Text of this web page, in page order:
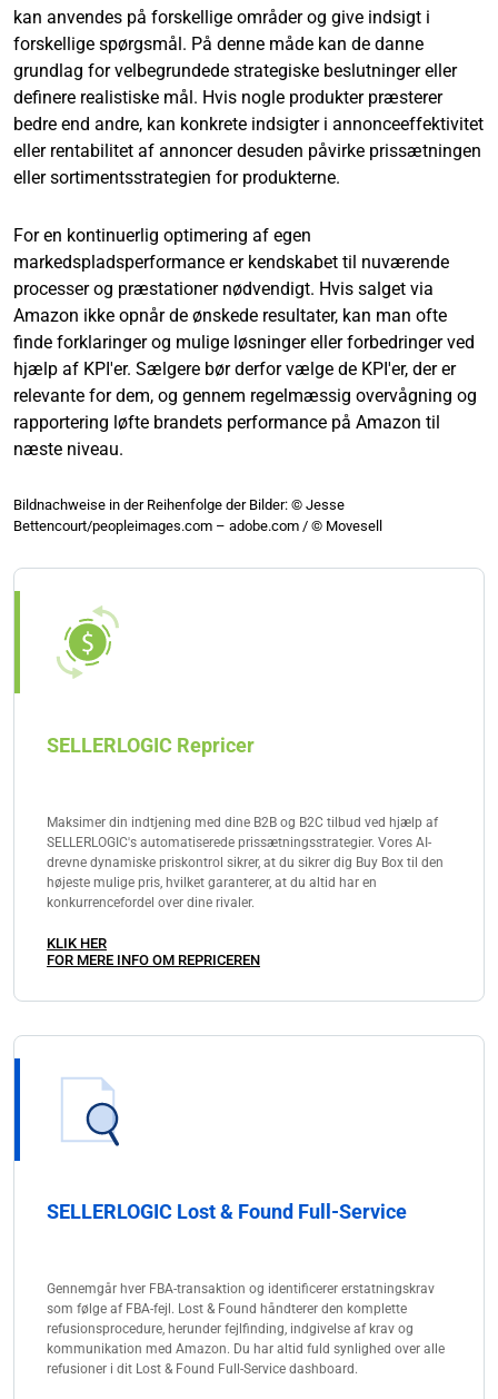
kan anvendes på forskellige områder og give indsigt i
forskellige spørgsmål. På denne måde kan de danne
grundlag for velbegrundede strategiske beslutninger eller
definere realistiske mål. Hvis nogle produkter præsterer
bedre end andre, kan konkrete indsigter i annonceeffektivitet
eller rentabilitet af annoncer desuden påvirke prissætningen
eller sortimentsstrategien for produkterne.
For en kontinuerlig optimering af egen
markedspladsperformance er kendskabet til nuværende
processer og præstationer nødvendigt. Hvis salget via
Amazon ikke opnår de ønskede resultater, kan man ofte
finde forklaringer og mulige løsninger eller forbedringer ved
hjælp af KPI'er. Sælgere bør derfor vælge de KPI'er, der er
relevante for dem, og gennem regelmæssig overvågning og
rapportering løfte brandets performance på Amazon til
næste niveau.
Bildnachweise in der Reihenfolge der Bilder: © Jesse
Bettencourt/peopleimages.com – adobe.com / © Movesell
SELLERLOGIC Repricer
Maksimer din indtjening med dine B2B og B2C tilbud ved hjælp af
SELLERLOGIC's automatiserede prissætningsstrategier. Vores AI-
drevne dynamiske priskontrol sikrer, at du sikrer dig Buy Box til den
højeste mulige pris, hvilket garanterer, at du altid har en
konkurrencefordel over dine rivaler.
KLIK HER
FOR MERE INFO OM REPRICEREN
SELLERLOGIC Lost & Found Full-Service
Gennemgår hver FBA-transaktion og identificerer erstatningskrav
som følge af FBA-fejl. Lost & Found håndterer den komplette
refusionsprocedure, herunder fejlfinding, indgivelse af krav og
kommunikation med Amazon. Du har altid fuld synlighed over alle
refusioner i dit Lost & Found Full-Service dashboard.